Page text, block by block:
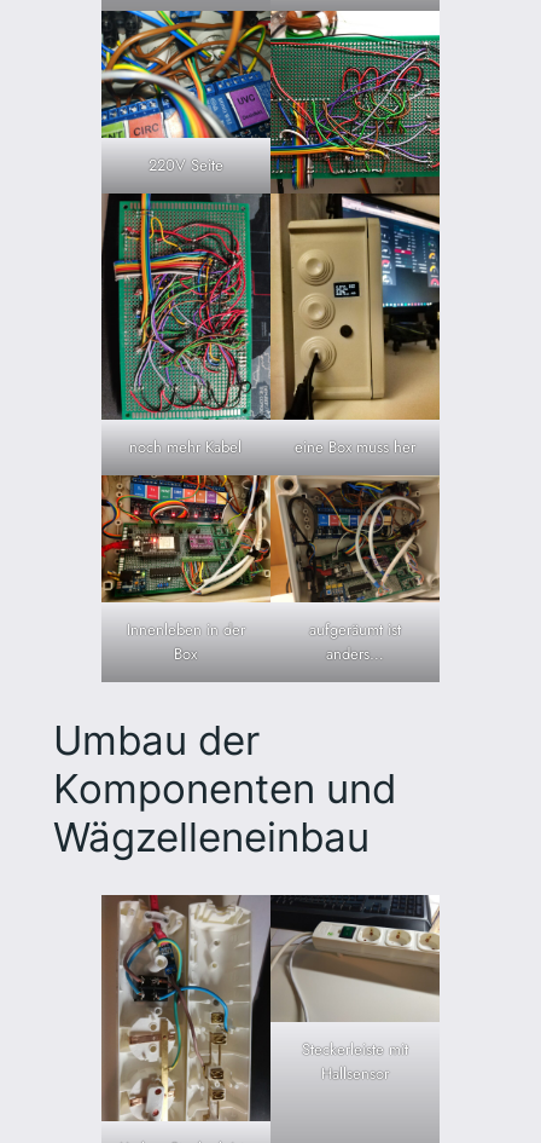
220V Seite
noch mehr Kabel eine Box muss her
Innenleben in der
Box
aufgeräumt ist
anders…
Umbau der
Komponenten und
Wägzelleneinbau
Steckerleiste mit
Hallsensor